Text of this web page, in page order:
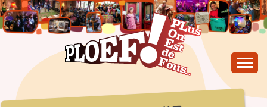
Skip
to
content
PLOEF!